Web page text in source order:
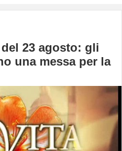
23 agosto: gli
una messa per la